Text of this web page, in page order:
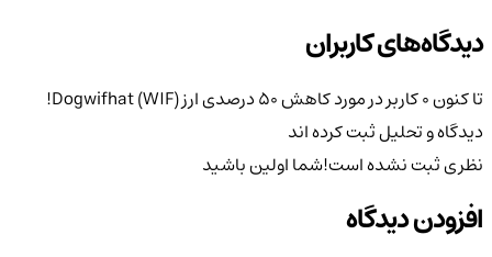
دیدگاه‌های کاربران
تا کنون 0 کاربر در مورد
کاهش 50 درصدی ارز Dogwifhat (WIF)!
دیدگاه و تحلیل ثبت کرده اند
نظری ثبت نشده است!شما اولین باشید
افزودن دیدگاه